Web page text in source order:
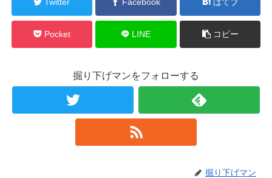
Pocket LINE コピー
掘り下げマンをフォローする
掘り下げマン